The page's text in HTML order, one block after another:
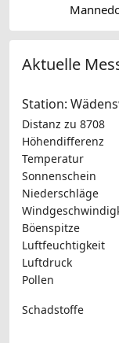
Aktuelle
Station:
Distanz zu 8708
Höhendifferenz
Temperatur
Sonnenschein
Niederschläge
Böenspitze
Luftfeuchtigkeit
Luftdruck
Pollen
Schadstoffe